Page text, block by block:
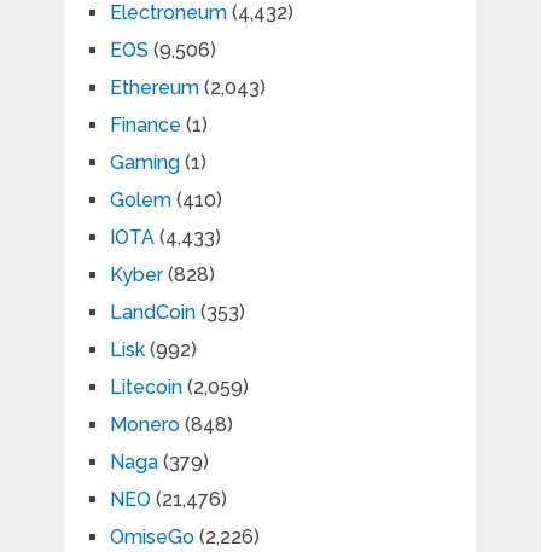
Electroneum(4,432)
EOS (9,506)
Ethereum(2,043)
Finance (1)
Gaming(1)
Golem(410)
IOTA(4,433)
Kyber(828)
LandCoin(353)
Lisk(992)
Litecoin(2,059)
Monero(848)
Naga(379)
NEO (21,476)
OmiseGo(2,226)